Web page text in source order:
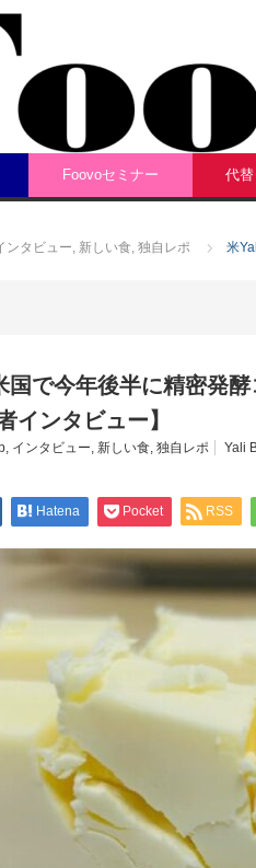
Foovoセミナー 代
ンタビュー, 新しい食, 独自レポ 米
で今年後半に精密発
インタビュー】
, インタビュー, 新しい食, 独自レポ Yali
Hatena Pocket RSS